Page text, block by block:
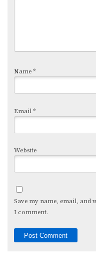
Name*
Email *
Website
Save my name, email, and
I comment.